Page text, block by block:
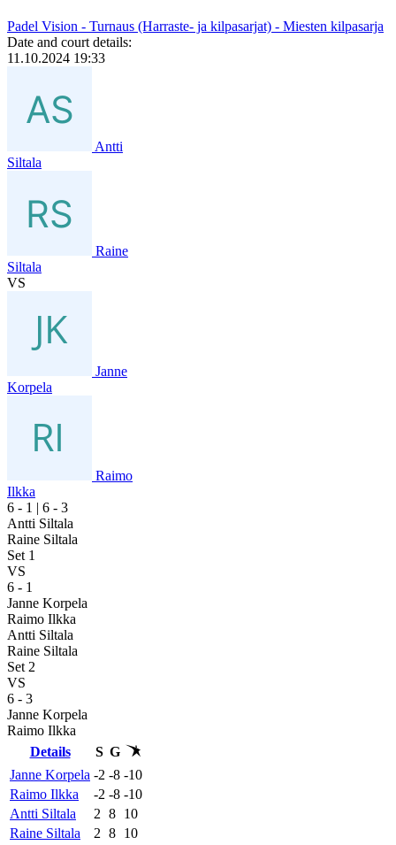
Padel Vision - Turnaus (Harraste- ja kilpasarjat) - Miesten kilpasarja
Date and court details:
11.10.2024 19:33
Antti
Siltala
Raine
Siltala
VS
Janne
Korpela
Raimo
Ilkka
6 - 1 | 6 - 3
Antti Siltala
Raine Siltala
Set 1
VS
6 - 1
Janne Korpela
Raimo Ilkka
Antti Siltala
Raine Siltala
Set 2
VS
6 - 3
Janne Korpela
Raimo Ilkka
Details
S G
Janne Korpela -2 -8 -10
Raimo Ilkka
-2 -8 -10
Antti Siltala
2 8 10
Raine Siltala
2 8 10